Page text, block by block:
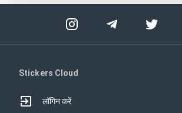
Stickers Cloud
लॉगिन करें